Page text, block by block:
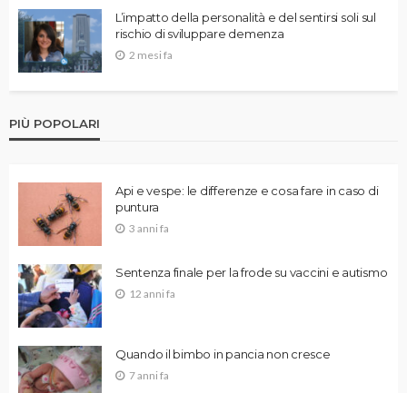
L’impatto della personalità e del sentirsi soli sul
rischio di sviluppare demenza
2 mesi fa
PIÙ POPOLARI
Api e vespe: le differenze e cosa fare in caso di
puntura
3 anni fa
Sentenza finale per la frode su vaccini e autismo
12 anni fa
Quando il bimbo in pancia non cresce
7 anni fa